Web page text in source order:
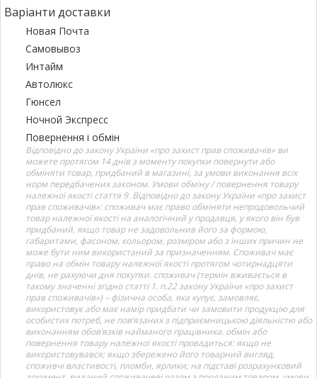
Варіанти доставки
Новая Почта
Самовывоз
Интайм
Автолюкс
Гюнсел
Ночной Экспресс
Повернення і обмін
Відповідно до закону України «про захист прав споживачів» ви
можете протягом 14 днів з моменту покупки повернути або
обміняти товар, придбаний в магазині, за умови виконання всіх
норм передбачених законом. Умови обміну / повернення товару
належної якості стаття 9. Відповідно до закону України «про захист
прав споживачів»: споживач має право обміняти непродовольчий
товар належної якості на аналогічний у продавця, у якого він був
придбаний, якщо товар не задовольнив його за формою,
габаритами, фасоном, кольором, розміром або з інших причин не
може бути ним використаний за призначенням. Споживач має
право на обмін товару належної якості протягом чотирнадцяти
днів, не рахуючи дня покупки. споживач (термін вживається в
такому значенні згідно статті 1. п.22 закону України «про захист
прав споживачів») – фізична особа, яка купує, замовляє,
використовує або має намір придбати чи замовити продукцію для
особистих потреб, не пов’язаних з підприємницькою діяльністю або
виконанням обов’язків найманого працівника. обмін або
повернення товару належної якості провадиться: якщо не
використовувався; якщо збережено його товарний вигляд,
споживчі властивості, пломби, ярлики; на підставі розрахунковий